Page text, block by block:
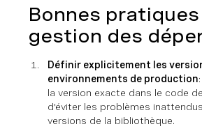
Bonnes
gestion des
Définir explicitement les
environnements de production
la version exacte dans le code
d'éviter les problèmes
versions de la bibliothèque.